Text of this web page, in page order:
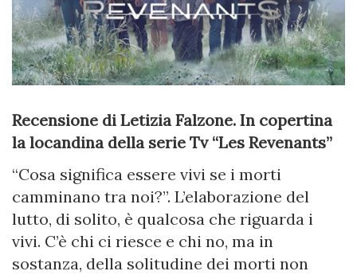
Recensione di Letizia Falzone. In copertina
la locandina della serie Tv “Les Revenants”
“Cosa significa essere vivi se i morti
camminano tra noi?”. L’elaborazione del
lutto, di solito, è qualcosa che riguarda i
vivi. C’è chi ci riesce e chi no, ma in
sostanza, della solitudine dei morti non